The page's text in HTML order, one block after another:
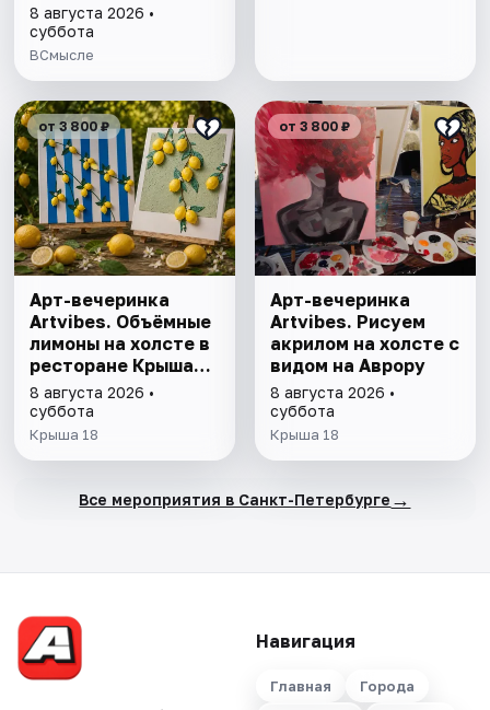
почему умные
умнеют, а глупые
глупеют
8 августа 2026 •
суббота
ВСмысле
от 3 800 ₽
Арт-вечеринка
Artvibes. Объёмные
лимоны на холсте в
ресторане Крыша
18
8 августа 2026 •
суббота
Крыша 18
от 3 800 ₽
Арт-вечеринка
Artvibes. Рисуем
акрилом на холсте с
видом на Аврору
8 августа 2026 •
суббота
Крыша 18
Все мероприятия в Санкт-Петербурге →
Навигация
Главная Города